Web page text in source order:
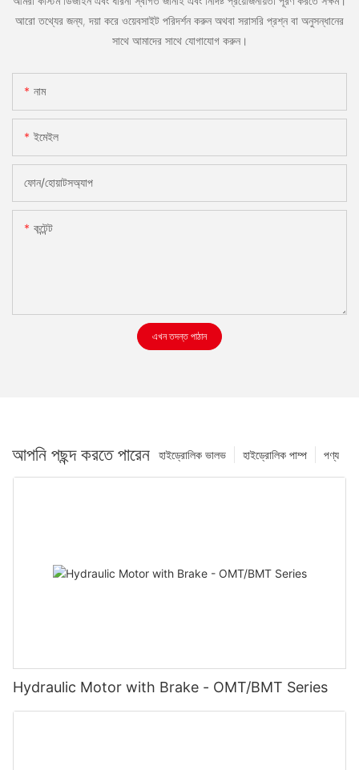
আরো তথ্যের জন্য, দয়া করে ওয়েবসাইট পরিদর্শন করুন অথবা সরাসরি প্রশ্ন বা অনুসন্ধানের
সাথে আমাদের সাথে যোগাযোগ করুন।
নাম
ইমেইল
ফোন/হোয়াটসঅ্যাপ
কন্টেন্ট
এখন তদন্ত পাঠান
আপনি পছন্দ করতে পারেন পণ্য
হাইড্রোলিক পাম্প
হাইড্রোলিক ভালভ
Hydraulic Motor with Brake - OMT/BMT Series